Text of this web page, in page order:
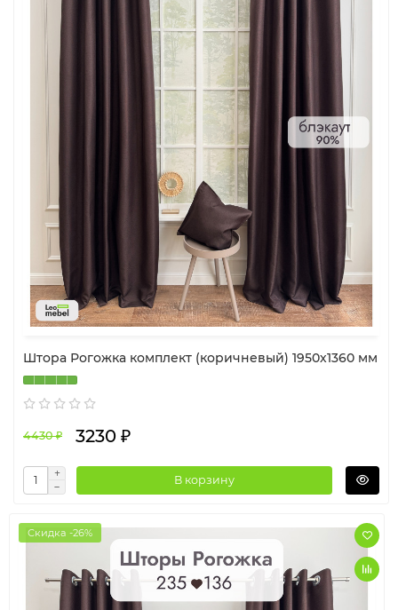
Штора Рогожка комплект (коричневый) 1950х1360 мм
4430 ₽ 3230 ₽
В корзину
Скидка -26%